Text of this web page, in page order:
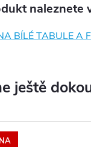
naleznete
BÍLÉ TABULE A
ještě